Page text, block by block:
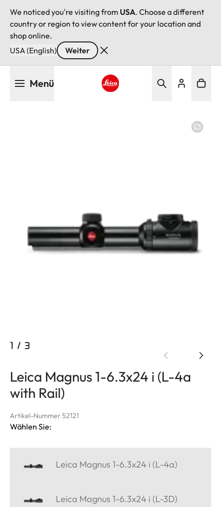
We noticed you're visiting from USA. Choose a different
country or region to view content for your location and
shop online.
USA (English)
Weiter
Menü
1 / 3
Leica Magnus 1-6.3x24 i (L-4a
with Rail)
Artikel-Nummer 52121
Wählen Sie:
Leica Magnus 1-6.3x24 i (L-4a)
Leica Magnus 1-6.3x24 i (L-3D)